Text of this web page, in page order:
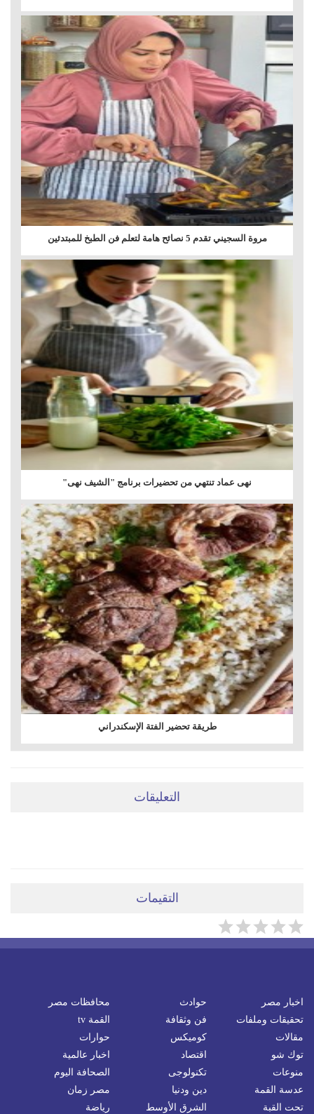
مروة السجيني تقدم 5 نصائح هامة لتعلم فن الطبخ للمبتدئين
نهى عماد تنتهي من تحضيرات برنامج "الشيف نهى"
طريقة تحضير الفتة الإسكندراني
التعليقات
التقيمات
اخبار مصر حوادث
محافظات مصر
تحقيقات وملفات
فن وثقافة
القمة tv
مقالات
كوميكس
حوارات
توك شو
اقتصاد
اخبار عالمية
منوعات
تكنولوجى
الصحافة اليوم
عدسة القمة
دين ودنيا
مصر زمان
تحت القبة
الشرق الأوسط رياضة